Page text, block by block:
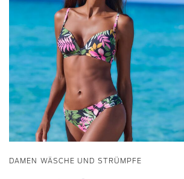
DAMEN WÄSCHE UND STRÜMPFE